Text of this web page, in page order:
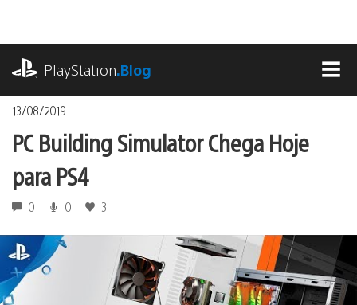
o
conteúdoPlayStation.Blog
13/08/2019
PC Building Simulator Chega Hoje
para PS4
0 0 3